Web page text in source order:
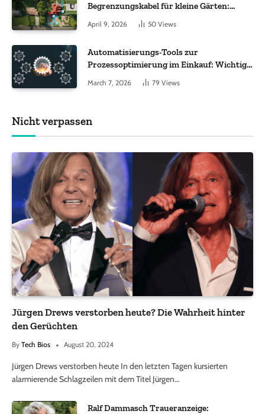
Begrenzungskabel für kleine Gärten:
Worauf es bei 200 bis 500 m² wirklich
ankommt
April 9, 2026 50 Views
Automatisierungs-Tools zur
Prozessoptimierung im Einkauf: Wichtige
Funktionen, auf die Sie achten sollten
March 7, 2026 79 Views
Nicht verpassen
Jürgen Drews verstorben heute? Die Wahrheit hinter
den Gerüchten
By Tech Bios August 20, 2024
Jürgen Drews verstorben heute In den letzten Tagen kursierten
alarmierende Schlagzeilen mit dem Titel Jürgen…
Ralf Dammasch Traueranzeige: